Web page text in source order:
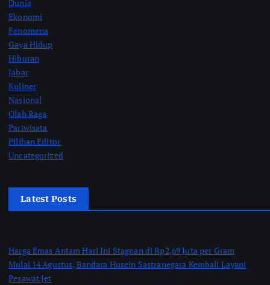
Dunia
Ekonomi
Fenomena
Gaya Hidup
Hiburan
Jabar
Kuliner
Nasional
Olah Raga
Pariwisata
Pilihan Editor
Uncategorized
Latest Posts
Harga Emas Antam Hari Ini Stagnan di Rp2,69 Juta per Gram
Mulai 14 Agustus, Bandara Husein Sastranegara Kembali Layani
Pesawat Jet